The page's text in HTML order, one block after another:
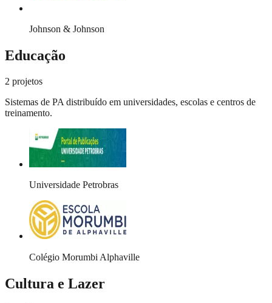
Johnson & Johnson
Educação
2 projetos
Sistemas de PA distribuído em universidades, escolas e centros de
treinamento.
Universidade Petrobras
Colégio Morumbi Alphaville
Cultura e Lazer